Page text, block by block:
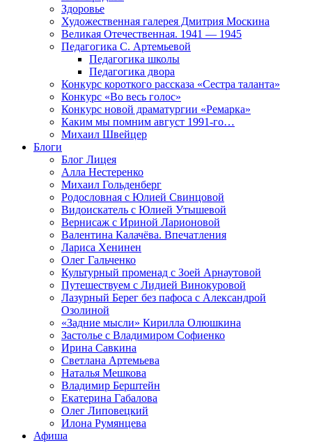
Здоровье
Художественная галерея Дмитрия Москина
Великая Отечественная. 1941 — 1945
Педагогика С. Артемьевой
Педагогика школы
Педагогика двора
Конкурс короткого рассказа «Сестра таланта»
Конкурс «Во весь голос»
Конкурс новой драматургии «Ремарка»
Каким мы помним август 1991-го…
Михаил Швейцер
Блоги
Блог Лицея
Алла Нестеренко
Михаил Гольденберг
Родословная с Юлией Свинцовой
Видоискатель с Юлией Утышевой
Вернисаж с Ириной Ларионовой
Валентина Калачёва. Впечатления
Лариса Хенинен
Олег Гальченко
Культурный променад с Зоей Арнаутовой
Путешествуем с Лидией Винокуровой
Лазурный Берег без пафоса с Александрой
Озолиной
«Задние мысли» Кирилла Олюшкина
Застолье с Владимиром Софиенко
Ирина Савкина
Светлана Артемьева
Наталья Мешкова
Владимир Берштейн
Екатерина Габалова
Олег Липовецкий
Илона Румянцева
Афиша